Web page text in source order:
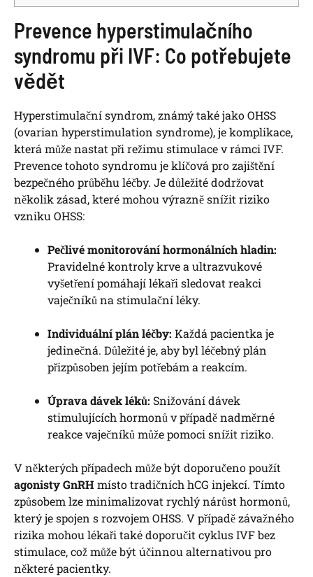
Prevence hyperstimulačního
syndromu při IVF: Co potřebujete
vědět
Hyperstimulační syndrom, známý také jako OHSS
(ovarian hyperstimulation syndrome), je komplikace,
která může nastat při režimu stimulace v rámci IVF.
Prevence tohoto syndromu je klíčová pro zajištění
bezpečného průběhu léčby. Je důležité dodržovat
několik zásad, které mohou výrazně snížit riziko
vzniku OHSS:
Pečlivé monitorování hormonálních hladin:
Pravidelné kontroly krve a ultrazvukové
vyšetření pomáhají lékaři sledovat reakci
vaječníků na stimulační léky.
Individuální plán léčby: Každá pacientka je
jedinečná. Důležité je, aby byl léčebný plán
přizpůsoben jejím potřebám a reakcím.
Úprava dávek léků: Snižování dávek
stimulujících hormonů v případě nadměrné
reakce vaječníků může pomoci snížit riziko.
V některých případech může být doporučeno použít
agonisty GnRH místo tradičních hCG injekcí. Tímto
způsobem lze minimalizovat rychlý nárůst hormonů,
který je spojen s rozvojem OHSS. V případě závažného
rizika mohou lékaři také doporučit cyklus IVF bez
stimulace, což může být účinnou alternativou pro
některé pacientky.